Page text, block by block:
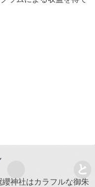
神社はカラフルな御朱